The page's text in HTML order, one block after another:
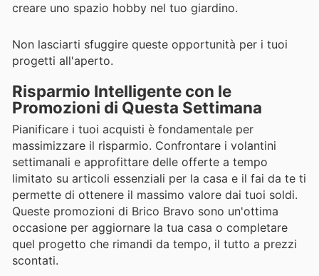
creare uno spazio hobby nel tuo giardino.
Non lasciarti sfuggire queste opportunità per i tuoi
progetti all'aperto.
Risparmio Intelligente con le
Promozioni di Questa Settimana
Pianificare i tuoi acquisti è fondamentale per
massimizzare il risparmio. Confrontare i volantini
settimanali e approfittare delle offerte a tempo
limitato su articoli essenziali per la casa e il fai da te ti
permette di ottenere il massimo valore dai tuoi soldi.
Queste promozioni di Brico Bravo sono un'ottima
occasione per aggiornare la tua casa o completare
quel progetto che rimandi da tempo, il tutto a prezzi
scontati.